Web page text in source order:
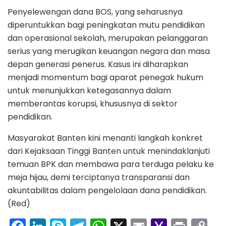
Penyelewengan dana BOS, yang seharusnya
diperuntukkan bagi peningkatan mutu pendidikan
dan operasional sekolah, merupakan pelanggaran
serius yang merugikan keuangan negara dan masa
depan generasi penerus. Kasus ini diharapkan
menjadi momentum bagi aparat penegak hukum
untuk menunjukkan ketegasannya dalam
memberantas korupsi, khususnya di sektor
pendidikan.
Masyarakat Banten kini menanti langkah konkret
dari Kejaksaan Tinggi Banten untuk menindaklanjuti
temuan BPK dan membawa para terduga pelaku ke
meja hijau, demi terciptanya transparansi dan
akuntabilitas dalam pengelolaan dana pendidikan.
(Red)